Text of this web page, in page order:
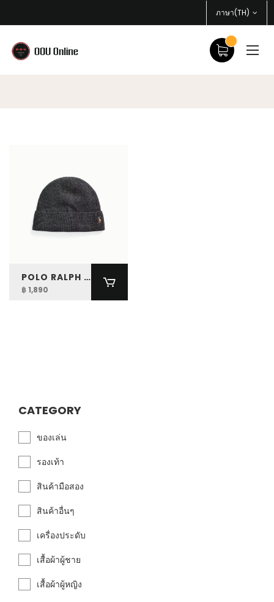
ภาษา(TH)
POLO RALPH LAUREN SIGNATURE PONY WOOL-BLEND BEANIE
฿ 1,890
CATEGORY
ของเล่น
รองเท้า
สินค้ามือสอง
สินค้าอื่นๆ
เครื่องประดับ
เสื้อผ้าผู้ชาย
เสื้อผ้าผู้หญิง